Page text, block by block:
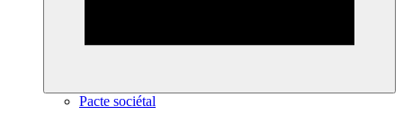
Pacte sociétal